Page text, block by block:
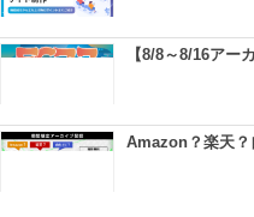
【8/8～8/16アー
Amazon？楽天？